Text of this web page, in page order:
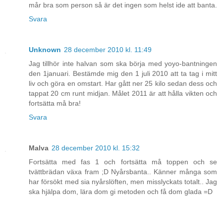
mår bra som person så är det ingen som helst ide att banta.
Svara
Unknown 28 december 2010 kl. 11:49
Jag tillhör inte halvan som ska börja med yoyo-bantningen
den 1januari. Bestämde mig den 1 juli 2010 att ta tag i mitt
liv och göra en omstart. Har gått ner 25 kilo sedan dess och
tappat 20 cm runt midjan. Målet 2011 är att hålla vikten och
fortsätta må bra!
Svara
Malva 28 december 2010 kl. 15:32
Fortsätta med fas 1 och fortsätta må toppen och se
tvättbrädan växa fram ;D Nyårsbanta.. Känner många som
har försökt med sia nyårslöften, men misslyckats totalt.. Jag
ska hjälpa dom, lära dom gi metoden och få dom glada =D